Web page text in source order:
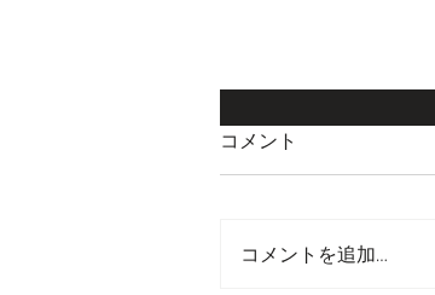
コメント
コメントを追加…